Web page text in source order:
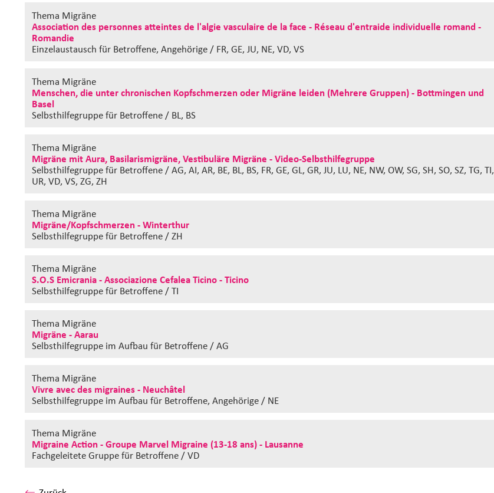
Thema Migräne
Association des personnes atteintes de l'algie vasculaire de la face - Réseau d'entraide individuelle romand -
Romandie
Einzelaustausch für Betroffene, Angehörige / FR, GE, JU, NE, VD, VS
Thema Migräne
Menschen, die unter chronischen Kopfschmerzen oder Migräne leiden (Mehrere Gruppen) - Bottmingen und
Basel
Selbsthilfegruppefür Betroffene / BL, BS
Thema Migräne
Migräne mit Aura, Basilarismigräne, Vestibuläre Migräne - Video-Selbsthilfegruppe
Selbsthilfegruppefür Betroffene / AG, AI, AR, BE, BL, BS, FR, GE, GL, GR, JU, LU, NE, NW, OW, SG, SH, SO, SZ, TG, TI,
UR, VD, VS, ZG, ZH
Thema Migräne
Migräne/Kopfschmerzen - Winterthur
Selbsthilfegruppefür Betroffene / ZH
Thema Migräne
S.O.S Emicrania - Associazione Cefalea Ticino - Ticino
Selbsthilfegruppefür Betroffene / TI
Thema Migräne
Migräne - Aarau
Selbsthilfegruppe im Aufbau für Betroffene / AG
Thema Migräne
Vivre avec des migraines - Neuchâtel
Selbsthilfegruppe im Aufbau für Betroffene, Angehörige / NE
Thema Migräne
Migraine Action - Groupe Marvel Migraine (13-18 ans) - Lausanne
Fachgeleitete Gruppefür Betroffene / VD